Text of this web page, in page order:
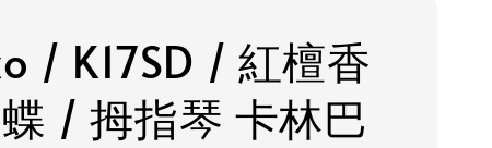
/ K17SD / 紅檀香
/ 拇指琴 卡林巴